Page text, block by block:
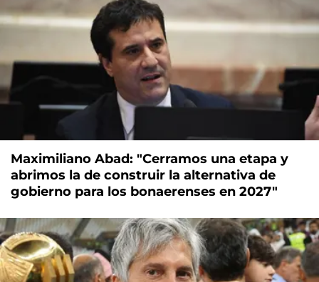
Maximiliano Abad: "Cerramos una etapa y
abrimos la de construir la alternativa de
gobierno para los bonaerenses en 2027"